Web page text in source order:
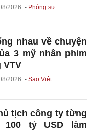
2026 Phóng sự
nhau về chuyện
3 mỹ nhân phim
VTV
2026 Sao Việt
tịch công ty từng
100 tỷ USD làm